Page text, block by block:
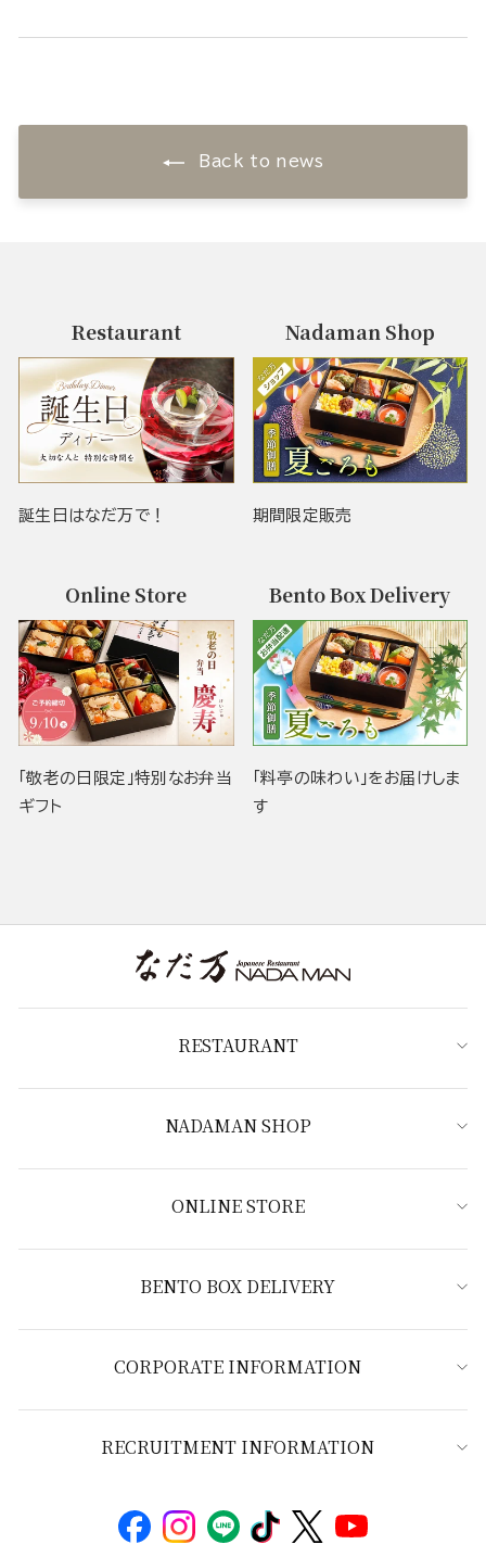
Back to news
Restaurant
誕生日はなだ万で！
Nadaman Shop
期間限定販売
Online Store
「敬老の日限定」特別なお弁当
ギフト
Bento Box Delivery
「料亭の味わい」をお届けしま
す
RESTAURANT
NADAMAN SHOP
ONLINE STORE
BENTO BOX DELIVERY
CORPORATE INFORMATION
RECRUITMENT INFORMATION